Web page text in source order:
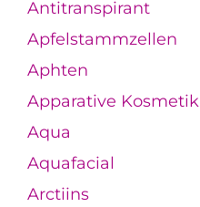
Antitranspirant
Apfelstammzellen
Aphten
Apparative Kosmetik
Aqua
Aquafacial
Arctiins